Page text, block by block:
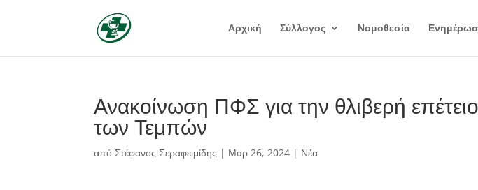
Αρχική Σύλλογος Νομοθεσία
Ανακοίνωση ΠΦΣ για την θλιβερή
των Τεμπών
απόΣτέφανος Σεραφειμίδης | Μαρ 26, 2024 | Νέα